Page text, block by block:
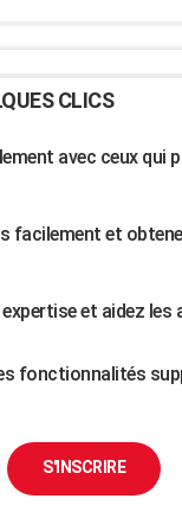
CLICS
avec ceux qui
facilement et
et aidez les
fonctionnalités
S'INSCRIRE